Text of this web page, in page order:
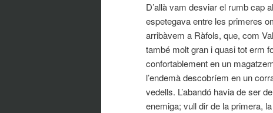
D’allà vam desviar el rumb cap
espetegava entre les primeres
arribàvem a Ràfols, que, com
també molt gran i quasi tot erm
confortablement en un
l’endemà descobríem en un
vedells. L’abandó havia de ser
enemiga; vull dir de la primera,